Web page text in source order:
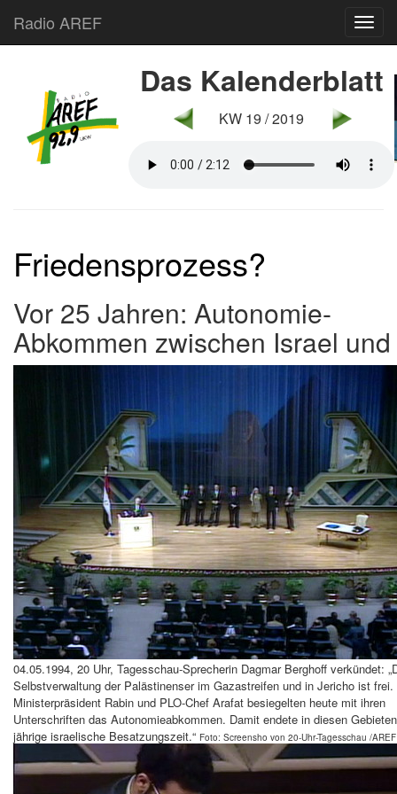
Radio AREF
Das Kalenderblatt
KW 19 / 2019
Friedensprozess?
Vor 25 Jahren: Autonomie-
Abkommen zwischen Israel
04.05.1994, 20 Uhr, Tagesschau-Sprecherin Dagmar Berghoff verkündet:
Selbstverwaltung der Palästinenser im Gazastreifen und in Jericho ist
Ministerpräsident Rabin und PLO-Chef Arafat besiegelten heute mit ihren
Unterschriften das Autonomieabkommen. Damit endete in diesen
jährige israelische Besatzungszeit.“ Foto: Screensho von 20-Uhr-Tagesschau /AREF